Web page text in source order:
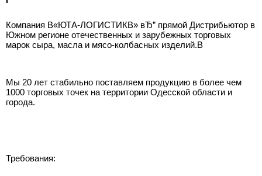
Компания В«ЮТА-ЛОГИСТИКВ» вЂ” прямой Дистрибьютор в
Южном регионе отечественных и зарубежных торговых
марок сыра, масла и мясо-колбасных изделий.В
Мы 20 лет стабильно поставляем продукцию в более чем
1000 торговых точек на территории Одесской области и
города.
Требования: